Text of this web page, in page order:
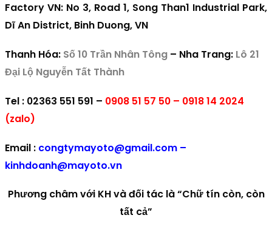
Factory VN: No 3, Road 1, Song Than1 Industrial Park,
Dĩ An District, Binh Duong, VN
Thanh Hóa: Số 10 Trần Nhân Tông – Nha Trang: Lô 21
Đại Lộ Nguyễn Tất Thành
Tel : 02363 551 591 – 0908 51 57 50 – 0918 14 2024
(zalo)
Email : congtymayoto@gmail.com –
kinhdoanh@mayoto.vn
Phương châm với KH và đối tác là “Chữ tín còn, còn
tất cả”